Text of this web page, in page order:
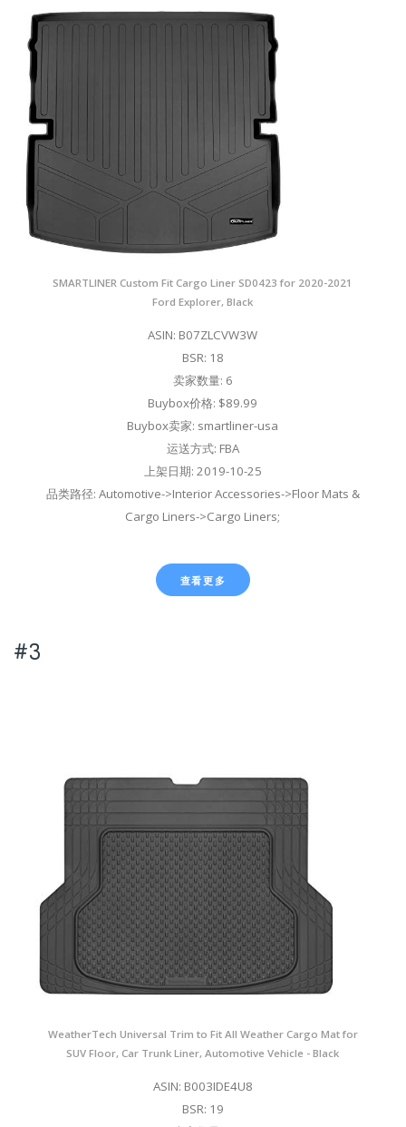
SMARTLINER Custom Fit Cargo Liner SD0423 for 2020-2021
Ford Explorer, Black
ASIN: B07ZLCVW3W
BSR: 18
卖家数量: 6
Buybox价格: $89.99
Buybox卖家: smartliner-usa
运送方式: FBA
上架日期: 2019-10-25
品类路径: Automotive->Interior Accessories->Floor Mats &
Cargo Liners->Cargo Liners;
查看更多
#3
WeatherTech Universal Trim to Fit All Weather Cargo Mat for
SUV Floor, Car Trunk Liner, Automotive Vehicle - Black
ASIN: B003IDE4U8
BSR: 19